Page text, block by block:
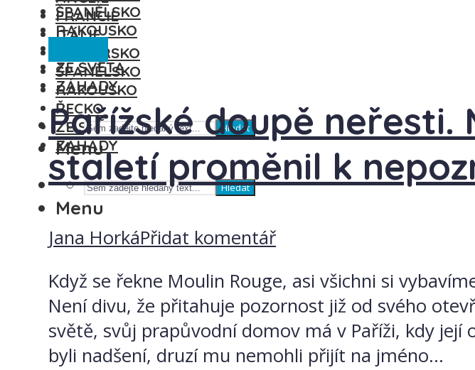
FRANCIE
ITÁLIE
MAĎARSKO
ŠPANĚLSKO
RAKOUSKO
ŘECKO
ZE SVĚTA
ZÁHADY
Hledat
Menu
ŠPANĚLSKO
RAKOUSKO
ZE SVĚTA
ZÁHADY
Hledat
Menu
Pařížské doupě neřesti.
staletí proměnil k
Jana HorkáPřidat komentář
Když se řekne Moulin Rouge, asi všichni si
Není divu, že přitahuje pozornost již od svého
světě, svůj prapůvodní domov má v Paříži, kdy její
byli nadšení, druzí mu nemohli přijít na jméno...